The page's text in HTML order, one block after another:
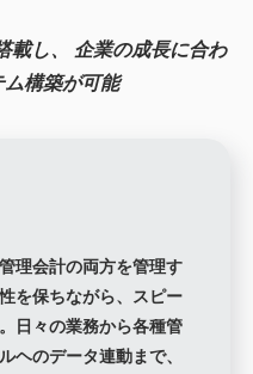
し、
企業の成長に合わ
構築が可能
理会計の両方を管理す
を保ちながら、スピー
日々の業務から各種管
ヘのデータ連動まで、